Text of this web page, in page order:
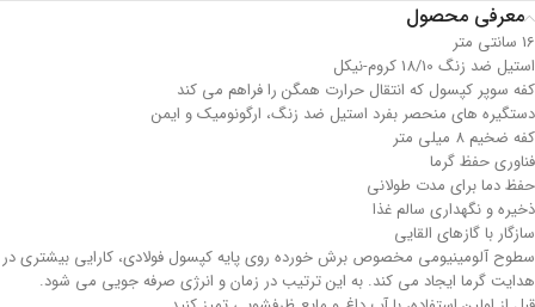
معرفی محصول
16 سانتی متر
استیل ضد زنگ 18/10 کروم-نیکل
کفه سوپر کپسول که انتقال حرارت همگن را فراهم می کند
دستگیره های منحصر بفرد استیل ضد زنگ، ارگونومیک و ایمن
کفه ضخیم 8 میلی متر
فناوری حفظ گرما
حفظ دما برای مدت طولانی
ذخیره و نگهداری سالم غذا
سازگار با گازهای القایی
سطوح آلومینیومی مخصوص برش خورده روی پایه کپسول فولادی، کارایی بیشتری در
هدایت گرما ایجاد می کند. به این ترتیب در زمان و انرژی صرفه جویی می شود.